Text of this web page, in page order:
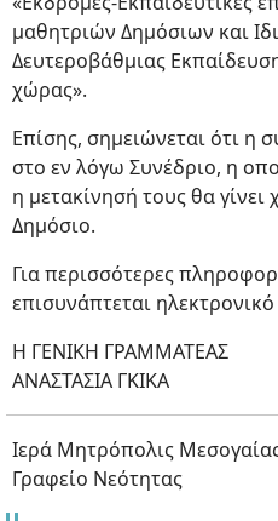
μαθητριών Δημόσιων και
Δευτεροβάθμιας
χώρας».
Επίσης, σημειώνεται ότι η
στο εν λόγω Συνέδριο, η
η μετακίνησή τους θα
Δημόσιο.
Για περισσότερες
επισυνάπτεται
Η ΓΕΝΙΚΗ ΓΡΑΜΜΑΤΕΑΣ
ΑΝΑΣΤΑΣΙΑ ΓΚΙΚΑ
Ιερά Μητρόπολις
Γραφείο Νεότητας